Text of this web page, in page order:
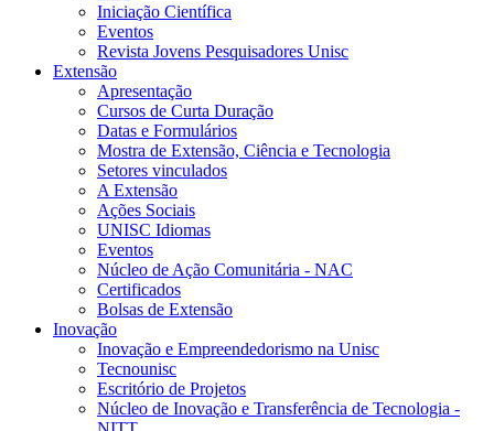
Iniciação Científica
Eventos
Revista Jovens Pesquisadores Unisc
Extensão
Apresentação
Cursos de Curta Duração
Datas e Formulários
Mostra de Extensão, Ciência e Tecnologia
Setores vinculados
A Extensão
Ações Sociais
UNISC Idiomas
Eventos
Núcleo de Ação Comunitária - NAC
Certificados
Bolsas de Extensão
Inovação
Inovação e Empreendedorismo na Unisc
Tecnounisc
Escritório de Projetos
Núcleo de Inovação e Transferência de Tecnologia -